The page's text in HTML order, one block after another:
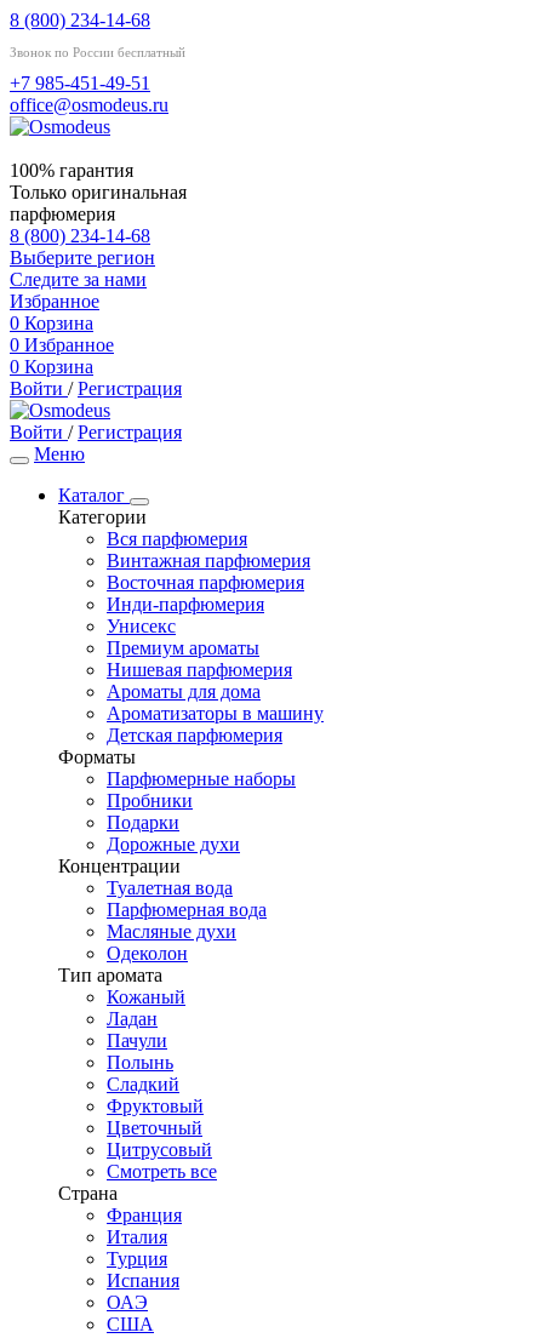
8 (800) 234-14-68
Звонок по России бесплатный
+7 985-451-49-51
office@osmodeus.ru
100% гарантия
Только оригинальная
парфюмерия
8 (800) 234-14-68
Выберите регион
Следите за нами
Избранное
0 Корзина
0 Избранное
0 Корзина
Войти / Регистрация
Войти / Регистрация
Меню
Каталог
Категории
Вся парфюмерия
Винтажная парфюмерия
Восточная парфюмерия
Инди-парфюмерия
Унисекс
Премиум ароматы
Нишевая парфюмерия
Ароматы для дома
Ароматизаторы в машину
Детская парфюмерия
Форматы
Парфюмерные наборы
Пробники
Подарки
Дорожные духи
Концентрации
Туалетная вода
Парфюмерная вода
Масляные духи
Одеколон
Тип аромата
Кожаный
Ладан
Пачули
Полынь
Сладкий
Фруктовый
Цветочный
Цитрусовый
Смотреть все
Страна
Франция
Италия
Турция
Испания
ОАЭ
США